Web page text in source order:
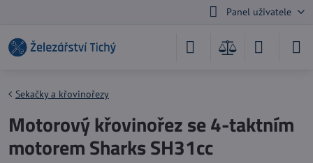
Panel uživatele
Sekačky a křovinořezy
Motorový křovinořez se 4-taktním
motorem Sharks SH31cc